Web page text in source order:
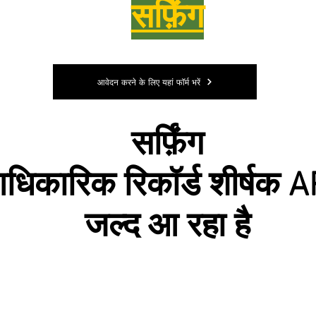
सर्फ़िंग
आवेदन करने के लिए यहां फॉर्म भरें
सर्फ़िंग
रिकॉर्ड शीर्षक
जल्द आ रहा है